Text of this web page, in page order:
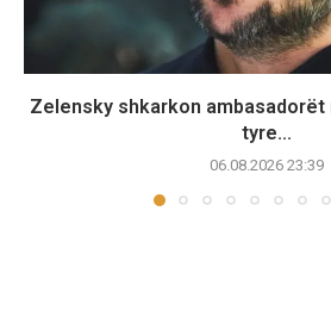
Zelensky shkarkon ambasadorët
tyre...
06.08.2026 23:39